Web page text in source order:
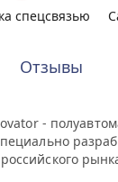
спецсвязью
Отзывы
-